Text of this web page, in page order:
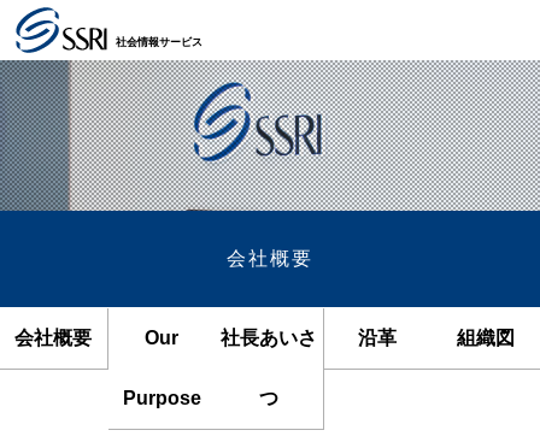
社会情報サービス
会社概要
会社概要 Our
Purpose
社長あいさ
つ
沿革 組織図